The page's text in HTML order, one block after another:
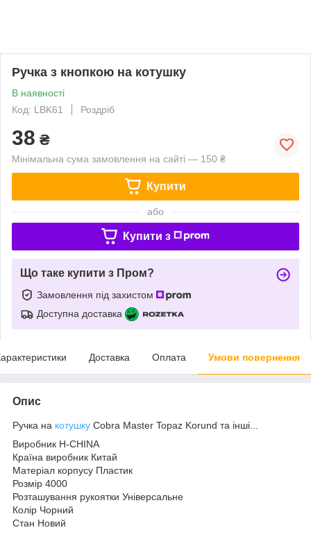
Ручка з кнопкою на котушку
В наявності
Код: LBK61
Роздріб
38 ₴
Мінімальна сума замовлення на сайті — 150 ₴
Купити
або
Купити з
Що таке купити з Пром?
Замовлення під захистом
Доступна доставка
Доставка Оплата Умови повернення
Опис
Ручка на котушку Cobra Master Topaz Korund та інші...
Виробник Н-CHINA
Країна виробник Китай
Матеріал корпусу Пластик
Розмір 4000
Розташування рукоятки Універсальне
Колір Чорний
Стан Новий